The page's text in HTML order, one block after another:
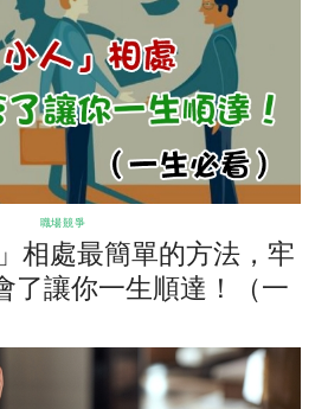
職場競爭
相處最簡單的方法，牢
了讓你一生順達！（一